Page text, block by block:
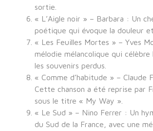
sortie.
« L’Aigle noir » – Barbara : Un
poétique qui évoque la douleur
« Les Feuilles Mortes » – Yves
mélodie mélancolique qui célèbre
les souvenirs perdus.
« Comme d’habitude » – Claude
Cette chanson a été reprise par
sous le titre « My Way ».
« Le Sud » – Nino Ferrer : Un
du Sud de la France, avec une